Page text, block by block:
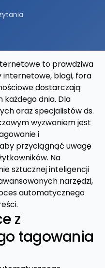
to prawdziwa
blogi, fora
dostarczają
dnia. Dla
oraz specjalistów ds.
wyzwaniem jest
i
przyciągnąć uwagę
Na
sztucznej inteligencji
narzędzi,
automatycznego
z
tagowania